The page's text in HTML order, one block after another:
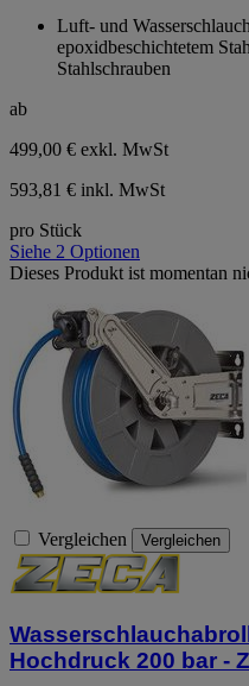
Sternen.
Luft- und
epoxidbeschichtetem
Stahlschrauben
ab
499,00 € exkl. MwSt
593,81 € inkl. MwSt
pro Stück
Siehe 2 Optionen
Dieses Produkt ist momentan
Vergleichen Vergleichen
Hochdruck 200 bar -